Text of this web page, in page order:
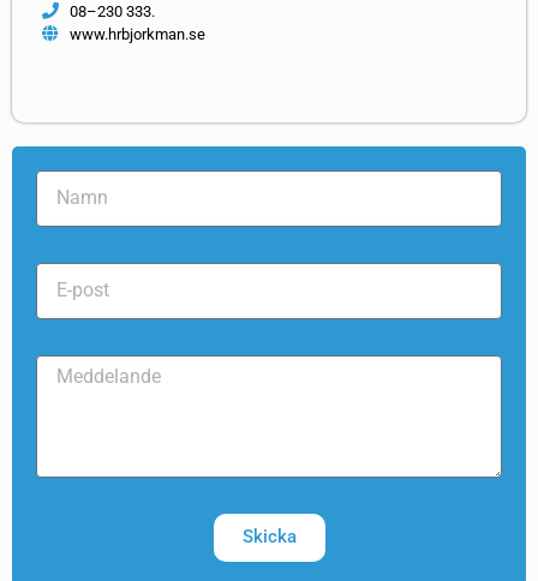
08–230 333.
www.hrbjorkman.se
Skicka